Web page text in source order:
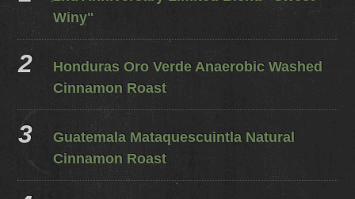
Winy"
Honduras Oro Verde Anaerobic Washed
Cinnamon Roast
Guatemala Mataquescuintla Natural
Cinnamon Roast